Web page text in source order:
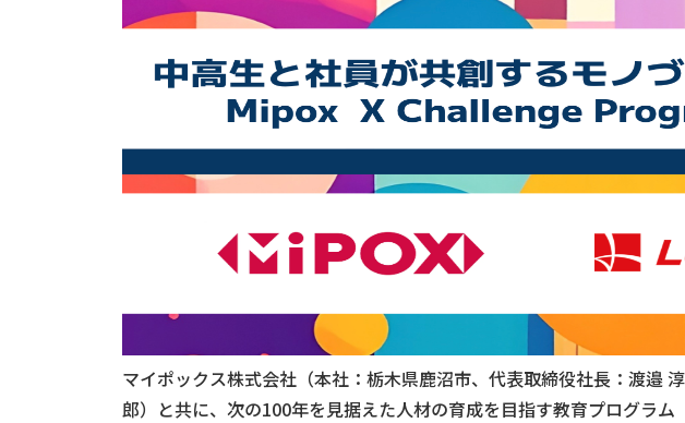
マイポックス株式会社（本社：栃木県鹿沼市、代表取締役社長：渡邉
郎）と共に、次の100年を見据えた人材の育成を目指す教育プログラ